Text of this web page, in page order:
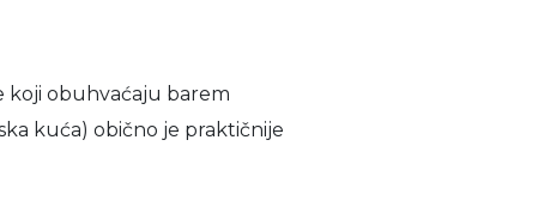
koji obuhvaćaju barem
kuća) obično je praktičnije